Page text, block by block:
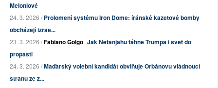
Meloniové
24. 3. 2026 /Prolomení systému Iron Dome: íránské kazetové bomby
obcházejí izrae...
23. 3. 2026 /Fabiano Golgo Jak Netanjahu táhne Trumpa i svět do
propasti
24. 3. 2026 /Maďarský volební kandidát obviňuje Orbánovu vládnoucí
stranu ze z...